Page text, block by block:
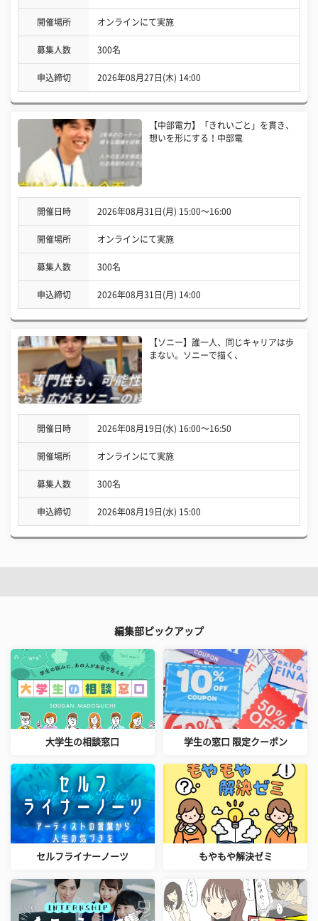
開催場所 オンラインにて実施
募集人数 300名
申込締切 2026年08月27日(木) 14:00
【中部電力】「きれいごと」を貫き、
想いを形にする！中部電
開催日時 2026年08月31日(月) 15:00〜16:00
開催場所 オンラインにて実施
募集人数 300名
申込締切 2026年08月31日(月) 14:00
【ソニー】誰一人、同じキャリアは歩
まない。ソニーで描く、
開催日時 2026年08月19日(水) 16:00〜16:50
開催場所 オンラインにて実施
募集人数 300名
申込締切 2026年08月19日(水) 15:00
編集部ピックアップ
大学生の相談窓口 学生の窓口 限定クーポン
セルフライナーノーツ もやもや解決ゼミ